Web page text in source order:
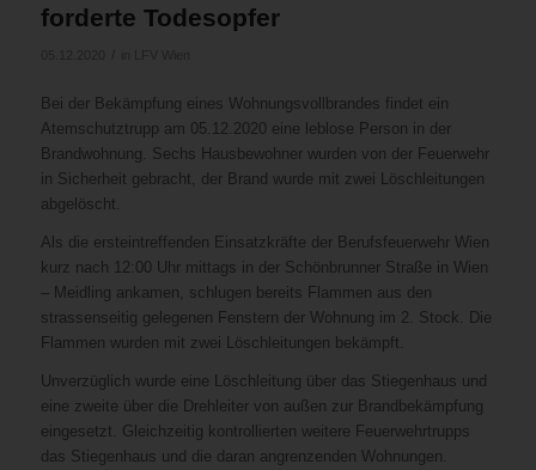
forderte Todesopfer
Bei der Bekämpfung eines Wohnungsvollbrandes findet ein
Atemschutztrupp am 05.12.2020 eine leblose Person in der
Brandwohnung. Sechs Hausbewohner wurden von der Feuerwehr
in Sicherheit gebracht, der Brand wurde mit zwei Löschleitungen
abgelöscht.
Als die ersteintreffenden Einsatzkräfte der Berufsfeuerwehr Wien
kurz nach 12:00 Uhr mittags in der Schönbrunner Straße in Wien
– Meidling ankamen, schlugen bereits Flammen aus den
strassenseitig gelegenen Fenstern der Wohnung im 2. Stock. Die
Flammen wurden mit zwei Löschleitungen bekämpft.
Unverzüglich wurde eine Löschleitung über das Stiegenhaus und
eine zweite über die Drehleiter von außen zur Brandbekämpfung
eingesetzt. Gleichzeitig kontrollierten weitere Feuerwehrtrupps
das Stiegenhaus und die daran angrenzenden Wohnungen.